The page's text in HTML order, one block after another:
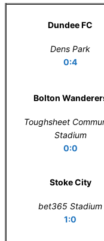
Dundee FC
Dens Park
0:4
Bolton
Toughsheet
Stadium
0:0
Stoke City
bet365 Stadium
1:0